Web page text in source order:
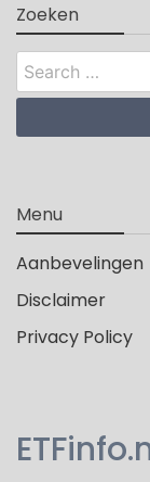
Zoeken
Search
for:
Menu
Aanbevelingen
Disclaimer
Privacy Policy